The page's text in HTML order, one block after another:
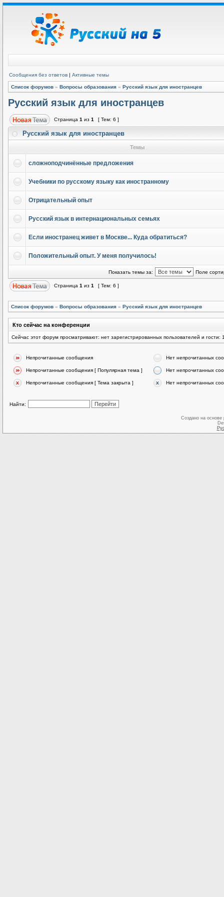
Сообщения без ответов | Активные темы
Список форумов » Вопросы образования » Русский язык для иностранцев
Русский язык для иностранцев
Страница 1 из 1 [ Тем: 6 ]
Русский язык для иностранцев
Темы
сложноподчинённые предложения
Учебники по русскому языку как иностранному
Отрицательный опыт
Русский язык в интернациональных семьях
Если иностранец живет в Москве... Куда обратиться?
Положительный опыт. У меня получилось!
Показать темы за: Поле
Страница 1 из 1 [ Тем: 6 ]
Список форумов » Вопросы образования » Русский язык для иностранцев
Кто сейчас на конференции
Сейчас этот форум просматривают: нет зарегистрированных пользователей и гости:
Непрочитанные сообщения Нет непрочитанных
Непрочитанные сообщения [ Популярная тема ] Нет непрочитанных
Непрочитанные сообщения [ Тема закрыта ] Нет непрочитанных
Найти:
Создано на основе